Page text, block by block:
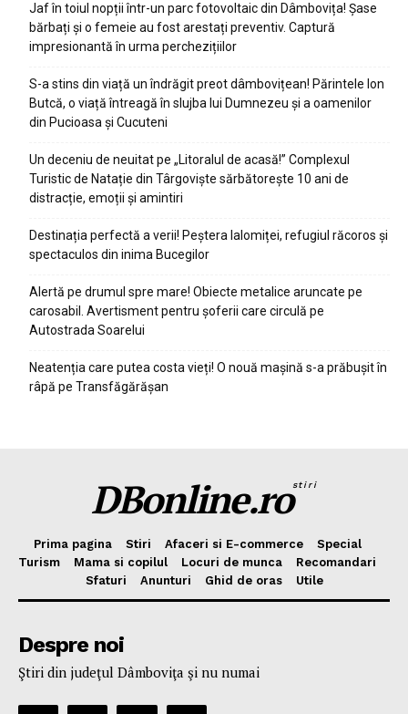
Jaf în toiul nopții într-un parc fotovoltaic din Dâmbovița! Șase
bărbați și o femeie au fost arestați preventiv. Captură
impresionantă în urma perchezițiilor
S-a stins din viață un îndrăgit preot dâmbovițean! Părintele Ion
Butcă, o viață întreagă în slujba lui Dumnezeu și a oamenilor
din Pucioasa și Cucuteni
Un deceniu de neuitat pe „Litoralul de acasă!” Complexul
Turistic de Natație din Târgoviște sărbătorește 10 ani de
distracție, emoții și amintiri
Destinația perfectă a verii! Peștera Ialomiței, refugiul răcoros și
spectaculos din inima Bucegilor
Alertă pe drumul spre mare! Obiecte metalice aruncate pe
carosabil. Avertisment pentru șoferii care circulă pe
Autostrada Soarelui
Neatenția care putea costa vieți! O nouă mașină s-a prăbușit în
râpă pe Transfăgărășan
DBonline.rostiri
Prima pagina Stiri Afaceri si E-commerce
Special
Turism
Mama si copilul Locuri de munca
Recomandari
Sfaturi
Anunturi Ghid de oras Utile
Despre noi
Ştiri din judeţul Dâmboviţa şi nu numai